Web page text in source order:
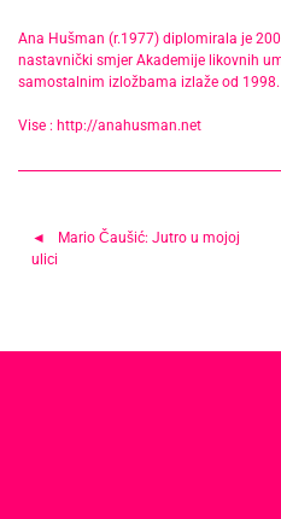
Ana Hušman (r.1977) diplomirala je
nastavnički smjer Akademije likovnih
samostalnim izložbama izlaže od
Vise : http://anahusman.net
Navigacija
objava
Mario Čaušić: Jutro u mojoj
ulici